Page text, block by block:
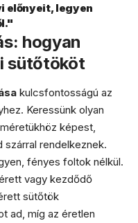
előnyeit, legyen
hogyan
sütőtököt
kulcsfontosságú az
Keressünk olyan
képest,
szárral rendelkeznek.
fényes foltok nélkül.
vagy kezdődő
sütőtök
ad, míg az éretlen